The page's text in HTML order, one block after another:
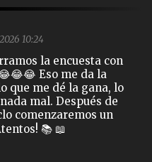
10:24
la encuesta con
Eso me da la
que me dé la gana, lo
mal. Después de
comenzaremos un
📚 📖